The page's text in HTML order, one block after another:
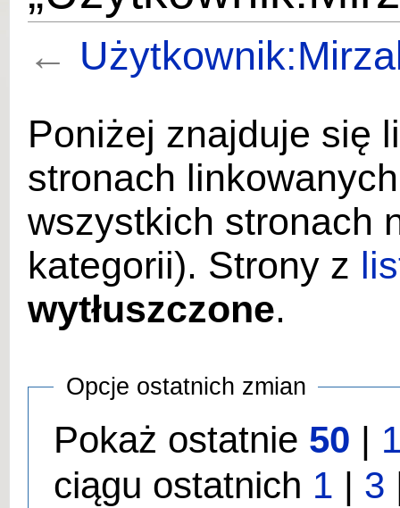
←
Poniżej znajduje się
stronach
wszystkich stronach
kategorii). Strony z
wytłuszczone.
Opcje ostatnich zmian
Pokaż ostatnie 50 |
ciągu ostatnich 1 | 3